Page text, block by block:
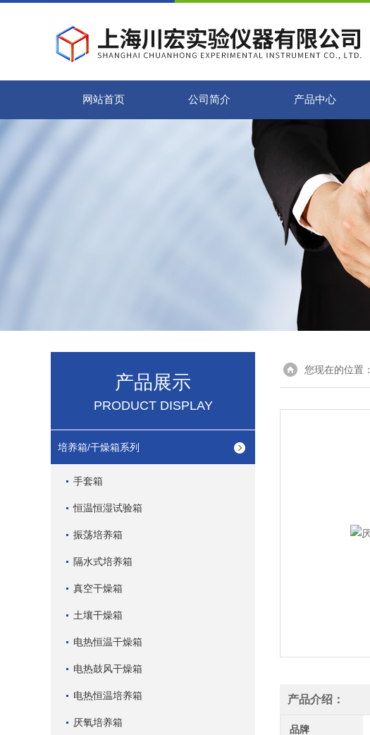
网站首页 公司简介 产品中心
您现在的位置：
产品介绍：
品牌
产品展示
PRODUCT DISPLAY
培养箱/干燥箱系列
手套箱
恒温恒湿试验箱
振荡培养箱
隔水式培养箱
真空干燥箱
土壤干燥箱
电热恒温干燥箱
电热鼓风干燥箱
电热恒温培养箱
厌氧培养箱